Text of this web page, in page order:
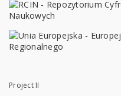
Project II